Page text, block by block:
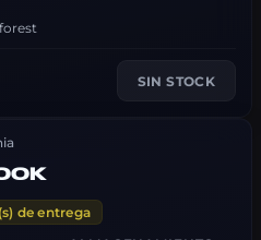
SIN STOCK
de entrega